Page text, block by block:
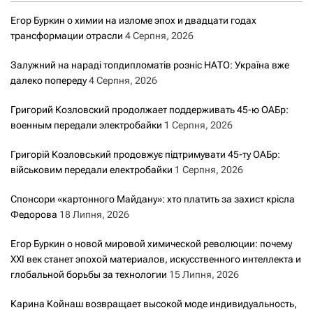
Егор Буркин о химии на изломе эпох и двадцати годах
трансформации отрасли 4 Серпня, 2026
Залужний на нараді топдипломатів розніс НАТО: Україна вже
далеко попереду4 Серпня, 2026
Григорий Козловский продолжает поддерживать 45-ю ОАБр:
военным передали электробайки 1 Серпня, 2026
Григорій Козловський продовжує підтримувати 45-ту ОАБр:
військовим передали електробайки 1 Серпня, 2026
Спонсори «картонного Майдану»: хто платить за захист крісла
Федорова 18 Липня, 2026
Егор Буркин о новой мировой химической революции: почему
XXI век станет эпохой материалов, искусственного интеллекта и
глобальной борьбы за технологии 15 Липня, 2026
Карина Койнаш возвращает высокой моде индивидуальность,